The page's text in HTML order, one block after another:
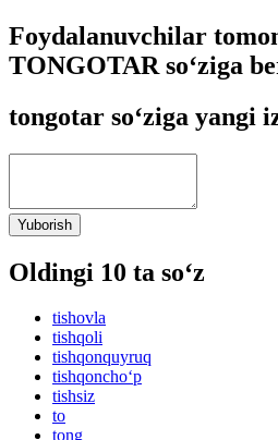
Foydalanuvchilar
TONGOTAR so‘ziga
tongotar so‘ziga yangi
Yuborish
Oldingi 10 ta so‘z
tishovla
tishqoli
tishqonquyruq
tishqoncho‘p
tishsiz
to
tong